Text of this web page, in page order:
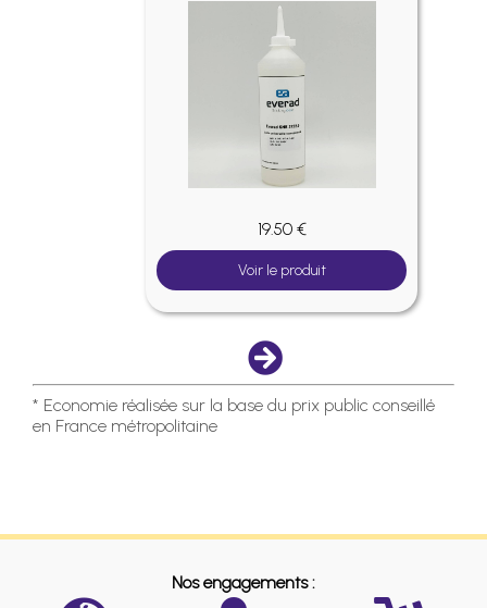
19.50 €
Voir le produit
* Economie réalisée sur la base du prix public conseillé
en France métropolitaine
Nos engagements :